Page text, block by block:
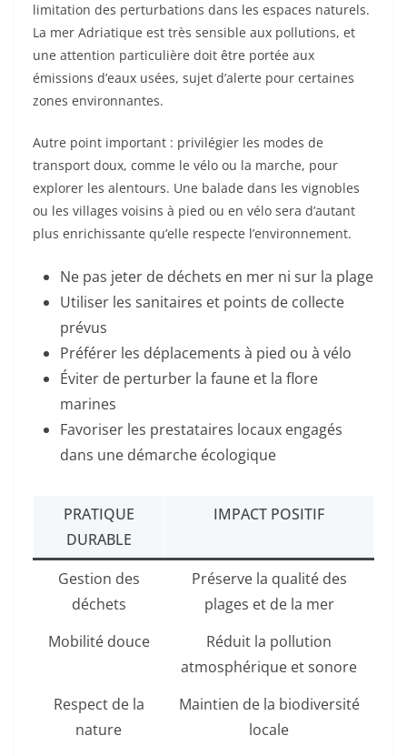
limitation des perturbations dans les espaces naturels.
La mer Adriatique est très sensible aux pollutions, et
une attention particulière doit être portée aux
émissions d’eaux usées, sujet d’alerte pour certaines
zones environnantes.
Autre point important : privilégier les modes de
transport doux, comme le vélo ou la marche, pour
explorer les alentours. Une balade dans les vignobles
ou les villages voisins à pied ou en vélo sera d’autant
plus enrichissante qu’elle respecte l’environnement.
Ne pas jeter de déchets en mer ni sur la plage
Utiliser les sanitaires et points de collecte
prévus
Préférer les déplacements à pied ou à vélo
Éviter de perturber la faune et la flore
marines
Favoriser les prestataires locaux engagés
dans une démarche écologique
PRATIQUE
DURABLE
IMPACT POSITIF
Gestion des
déchets
Préserve la qualité des
plages et de la mer
Mobilité douce
Réduit la pollution
atmosphérique et sonore
Respect de la
nature
Maintien de la biodiversité
locale